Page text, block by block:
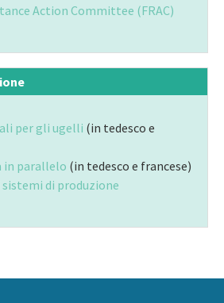
Action Committee (FRAC)
per gli ugelli (in tedesco e
in parallelo (in tedesco e francese)
di produzione